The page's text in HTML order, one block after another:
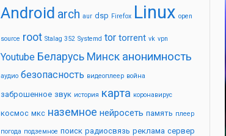
Android arch aur dsp Firefox Linux open
source root Stalag 352 Systemd tor torrent vk vpn
Youtube Беларусь Минск анонимность
аудио безопасность видеоплеер война
заброшенное звук история карта коронавирус
космос мкс наземное нейросеть память плеер
погода подземное поиск радиосвязь реклама сервер